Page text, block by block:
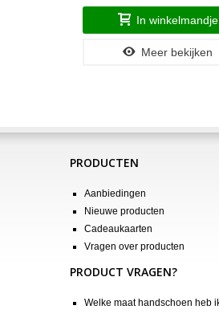
In winkelmandje
Meer bekijken
PRODUCTEN
Aanbiedingen
Nieuwe producten
Cadeaukaarten
Vragen over producten
PRODUCT VRAGEN?
Welke maat handschoen heb